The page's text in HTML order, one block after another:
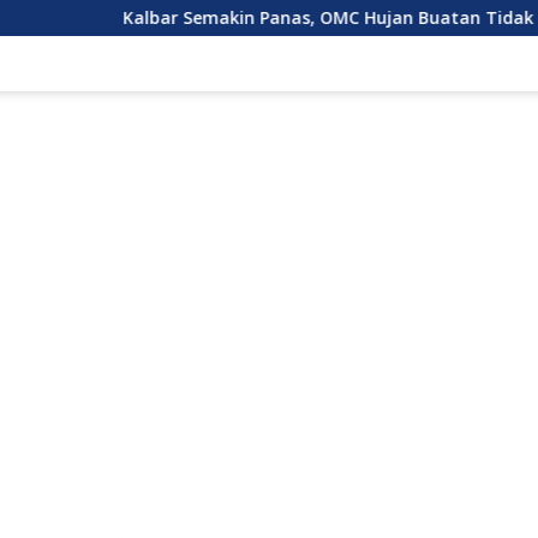
Semakin Panas, OMC Hujan Buatan Tidak Bisa Dilakukan